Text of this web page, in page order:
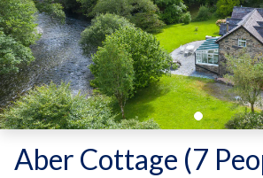
Aber Cottage (7